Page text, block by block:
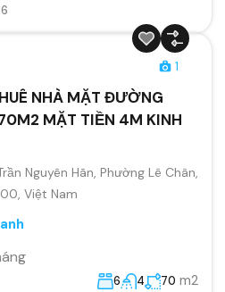
1
NHÀ MẶT ĐƯỜNG
MẶT TIỀN 4M KINH
Nguyên Hãn, Phường Lê Chân,
Việt Nam
6 4 70 m2